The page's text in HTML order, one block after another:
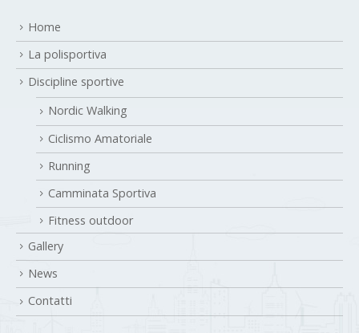
Home
La polisportiva
Discipline sportive
Nordic Walking
Ciclismo Amatoriale
Running
Camminata Sportiva
Fitness outdoor
Gallery
News
Contatti